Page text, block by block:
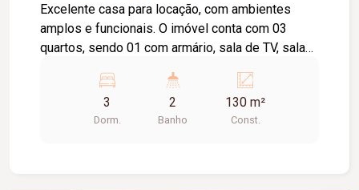
Excelente casa para locação, com ambientes
amplos e funcionais. O imóvel conta com 03
quartos, sendo 01 com armário, sala de TV, sala
cooktop, 01 banheiro social com box em vidro,
área de serviço com 01 banheiro, quintal e
3
Dorm.
2
Banho
130 m²
Const.